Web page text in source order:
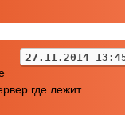
27.11.2014
где лежит